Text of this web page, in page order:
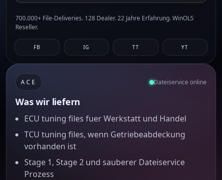
700.000+ File-Deliveries. 128 Dealer. 22 Jahre Erfahrung. WinOLS
Reseller.
FB IG TT YT
ACE Dateiservice online
Was wir liefern
ECU tuning files fuer Werkstatt und Handel
TCU tuning files, wenn Getriebeabdeckung
vorhanden ist
Stage 1, Stage 2 und sauberer Dateiservice
Prozess